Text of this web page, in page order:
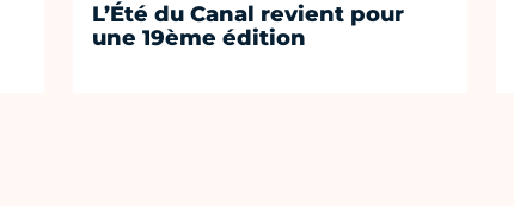
L’Été du Canal revient pour
une 19ème édition